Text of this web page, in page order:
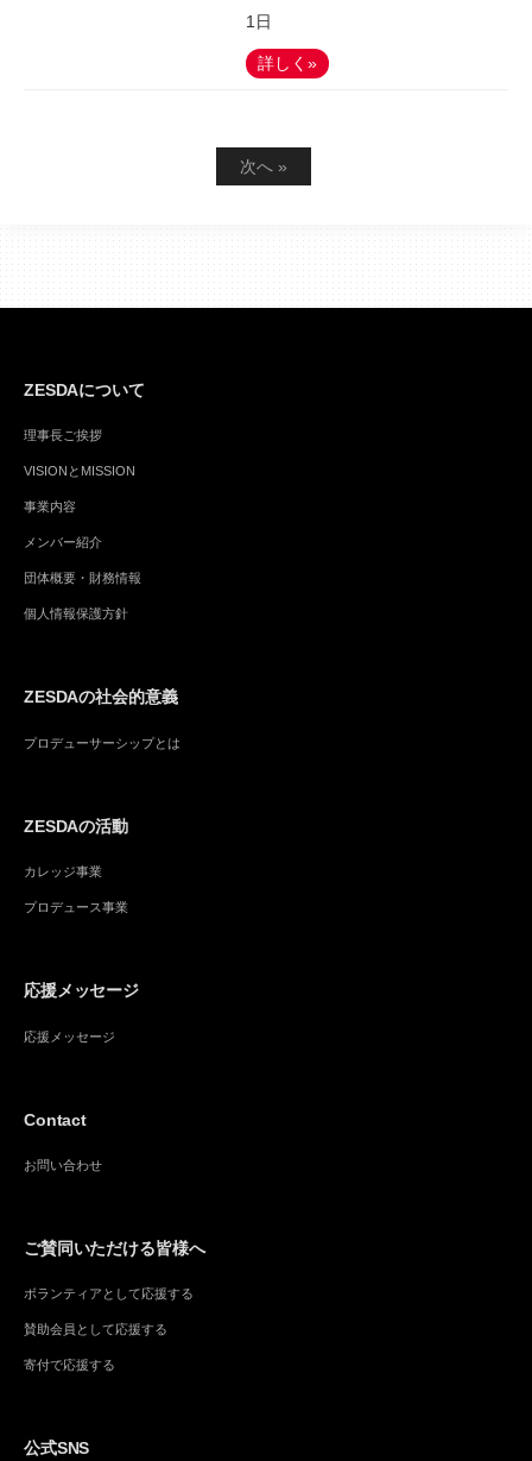
1日
詳しく»
投
の
ペ
次へ »
ZESDAについて
理事長ご挨拶
VISIONとMISSION
事業内容
メンバー紹介
団体概要・財務情報
個人情報保護方針
ZESDAの社会的意義
プロデューサーシップとは
ZESDAの活動
カレッジ事業
プロデュース事業
応援メッセージ
応援メッセージ
Contact
お問い合わせ
ご賛同いただける皆様へ
ボランティアとして応援する
賛助会員として応援する
寄付で応援する
公式SNS